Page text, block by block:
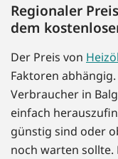
Regionaler
dem
Der Preis von Heizöl
Faktoren
Verbraucher in
einfach
günstig sind oder
noch warten sollte.